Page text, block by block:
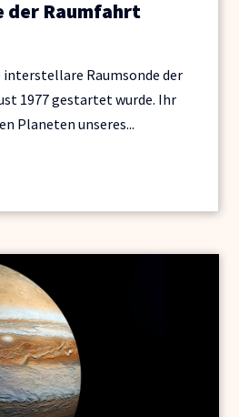
der Raumfahrt
interstellare Raumsonde der
1977 gestartet wurde. Ihr
Planeten unseres...